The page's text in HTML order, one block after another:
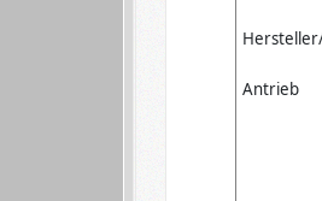
Antrieb